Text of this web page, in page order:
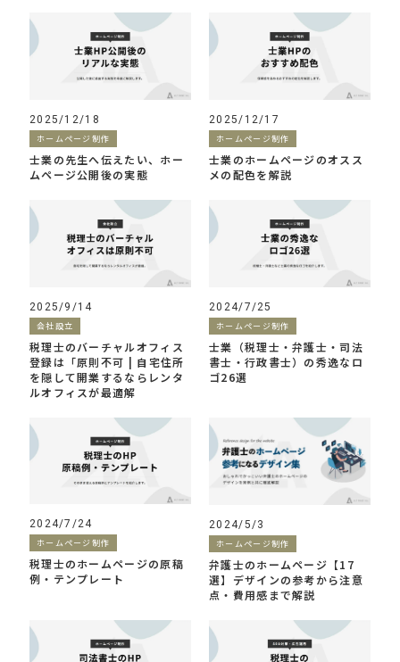
2025/12/18
ホームページ制作
士業の先生へ伝えたい、ホー
ムページ公開後の実態
2025/12/17
ホームページ制作
士業のホームページのオスス
メの配色を解説
2025/9/14
会社設立
税理士のバーチャルオフィス
登録は「原則不可 | 自宅住所
を隠して開業するならレンタ
ルオフィスが最適解
2024/7/25
ホームページ制作
士業（税理士・弁護士・司法
書士・行政書士）の秀逸なロ
ゴ26選
2024/7/24
ホームページ制作
税理士のホームページの原稿
例・テンプレート
2024/5/3
ホームページ制作
弁護士のホームページ【17
選】デザインの参考から注意
点・費用感まで解説